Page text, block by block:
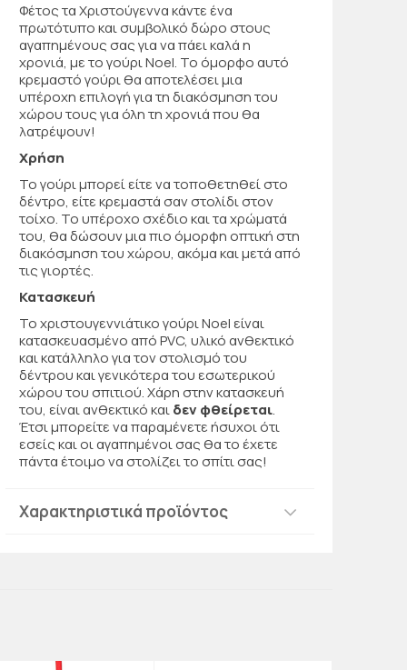
Φέτος τα Χριστούγεννα κάντε ένα
πρωτότυπο και συμβολικό δώρο στους
αγαπημένους σας για να πάει καλά η
χρονιά, με το γούρι Noel. Το όμορφο αυτό
κρεμαστό γούρι θα αποτελέσει μια
υπέροχη επιλογή για τη διακόσμηση του
χώρου τους για όλη τη χρονιά που θα
λατρέψουν!
Χρήση
Το γούρι μπορεί είτε να τοποθετηθεί στο
δέντρο, είτε κρεμαστά σαν στολίδι στον
τοίχο. Το υπέροχο σχέδιο και τα χρώματά
του, θα δώσουν μια πιο όμορφη οπτική στη
διακόσμηση του χώρου, ακόμα και μετά από
τις γιορτές.
Κατασκευή
Το χριστουγεννιάτικο γούρι Noel είναι
κατασκευασμένο από PVC, υλικό ανθεκτικό
και κατάλληλο για τον στολισμό του
δέντρου και γενικότερα του εσωτερικού
χώρου του σπιτιού. Χάρη στην κατασκευή
του, είναι ανθεκτικό καιδεν φθείρεται.
Έτσι μπορείτε να παραμένετε ήσυχοι ότι
εσείς και οι αγαπημένοι σας θα το έχετε
πάντα έτοιμο να στολίζει το σπίτι σας!
Χαρακτηριστικά προϊόντος